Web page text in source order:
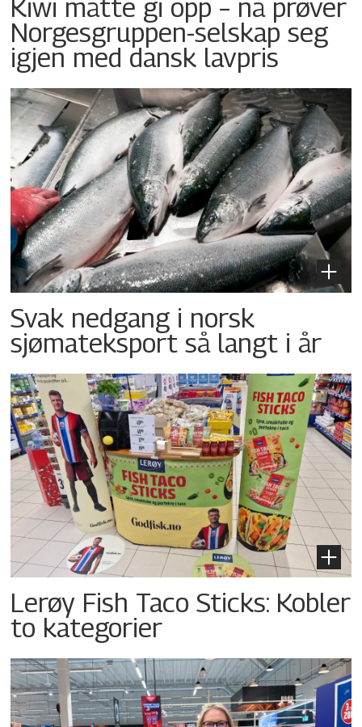
Kiwi måtte gi opp – nå prøver
Norgesgruppen-selskap seg
igjen med dansk lavpris
Svak nedgang i norsk
sjømateksport så langt i år
Lerøy Fish Taco Sticks: Kobler
to kategorier